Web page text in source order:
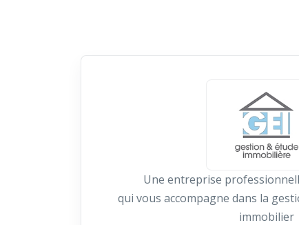
Une entreprise
qui vous accompagne dans la
immobilier